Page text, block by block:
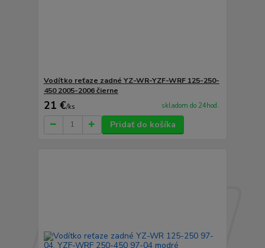
Vodítko reťaze zadné YZ-WR-YZF-WRF 125-250-
450 2005-2006 čierne
21 €/ks skladom do 24hod.
Pridať do košíka